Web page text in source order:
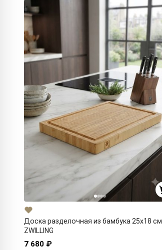
Доска разделочная из бамбука 25х18 см
ZWILLING
7 680 ₽